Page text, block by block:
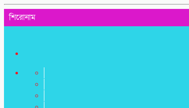
শিরোনাম